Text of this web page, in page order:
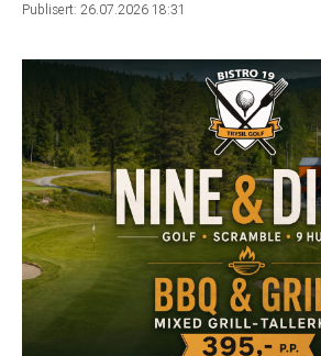
Publisert: 26.07.2026 18:31